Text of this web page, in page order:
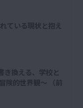
ている現状と抱え
き換える、学校と
険的世界観～ （前